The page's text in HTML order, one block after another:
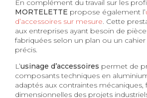
En complément du travail sur les
MORTELETTE propose également l’
d’accessoires sur mesure. Cette
aux entreprises ayant besoin de
fabriquées selon un plan ou un
précis.
L’usinage d’accessoires permet de
composants techniques en
adaptés aux contraintes
dimensionnelles des projets